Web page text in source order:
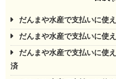
だんまや水産で支払いに使
だんまや水産で支払いに使
だんまや水産で支払いに使
済